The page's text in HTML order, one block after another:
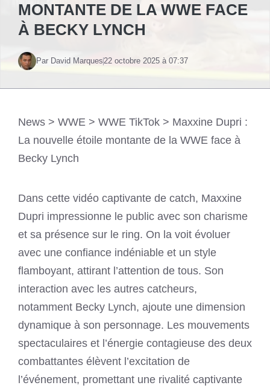
MONTANTE DE LA WWE FACE
À BECKY LYNCH
Par David Marques22 octobre 2025 à 07:37
News > WWE > WWE TikTok > Maxxine Dupri :
La nouvelle étoile montante de la WWE face à
Becky Lynch
Dans cette vidéo captivante de catch, Maxxine
Dupri impressionne le public avec son charisme
et sa présence sur le ring. On la voit évoluer
avec une confiance indéniable et un style
flamboyant, attirant l’attention de tous. Son
interaction avec les autres catcheurs,
notamment Becky Lynch, ajoute une dimension
dynamique à son personnage. Les mouvements
spectaculaires et l’énergie contagieuse des deux
combattantes élèvent l’excitation de
l’événement, promettant une rivalité captivante